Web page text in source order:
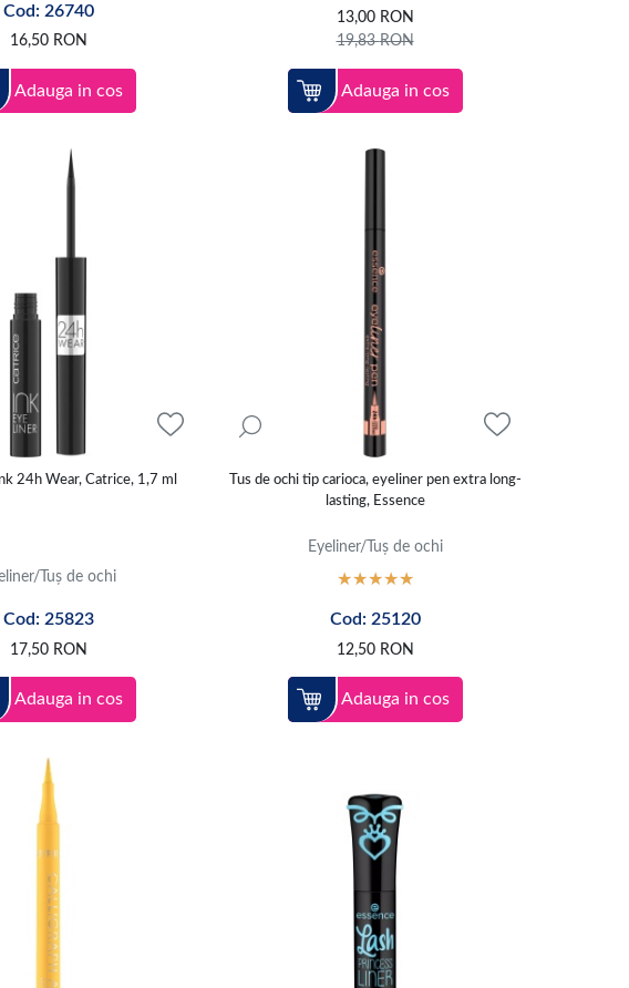
Cod: 26740
16,50 RON
Adauga in cos
13,00 RON
19,83RON
Adauga in cos
24h Wear, Catrice, 1,7 ml
Tuș de ochi
Cod: 25823
17,50 RON
Adauga in cos
Tus de ochi tip carioca, eyeliner pen extra long-
lasting, Essence
Eyeliner/Tuș de ochi
Cod: 25120
12,50 RON
Adauga in cos